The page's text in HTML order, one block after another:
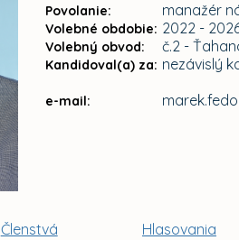
Povolanie: manažér
Volebné obdobie: 2022 -
Volebný obvod: č.2 -
Kandidoval(a) za: nezávislý
e-mail:
Členstvá Hlasovania